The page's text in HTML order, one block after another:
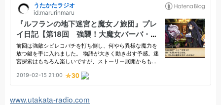
www.utakata-radio.com